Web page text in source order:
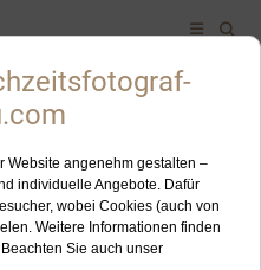
finden Sie hier.